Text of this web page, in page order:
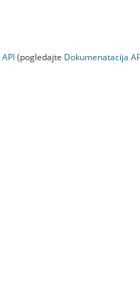
API(pogledajte Dokumenаtаcijа